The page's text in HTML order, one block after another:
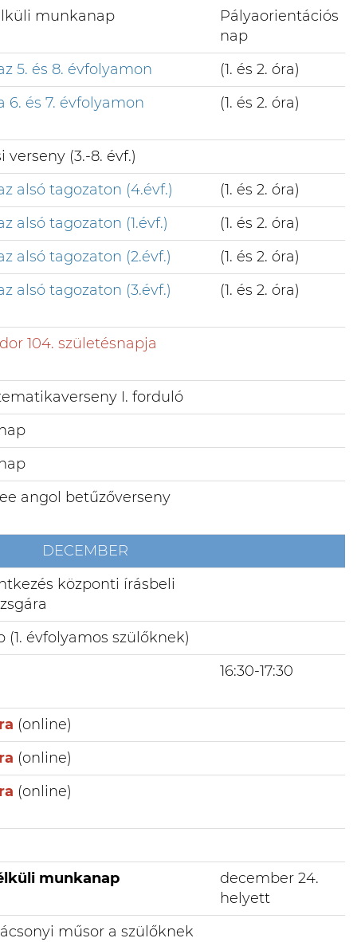
munkanap
Pályaorientációs
nap
5. és 8. évfolyamon
(1. és 2. óra)
6. és 7. évfolyamon
(1. és 2. óra)
verseny (3.-8. évf.)
alsó tagozaton (4.évf.)
(1. és 2. óra)
alsó tagozaton (1.évf.)
(1. és 2. óra)
alsó tagozaton (2.évf.)
(1. és 2. óra)
alsó tagozaton (3.évf.)
(1. és 2. óra)
104. születésnapja
I. forduló
angol betűzőverseny
DECEMBER
központi írásbeli
(1. évfolyamos szülőknek)
16:30-17:30
(online)
(online)
(online)
munkanap
december 24.
helyett
műsor a szülőknek